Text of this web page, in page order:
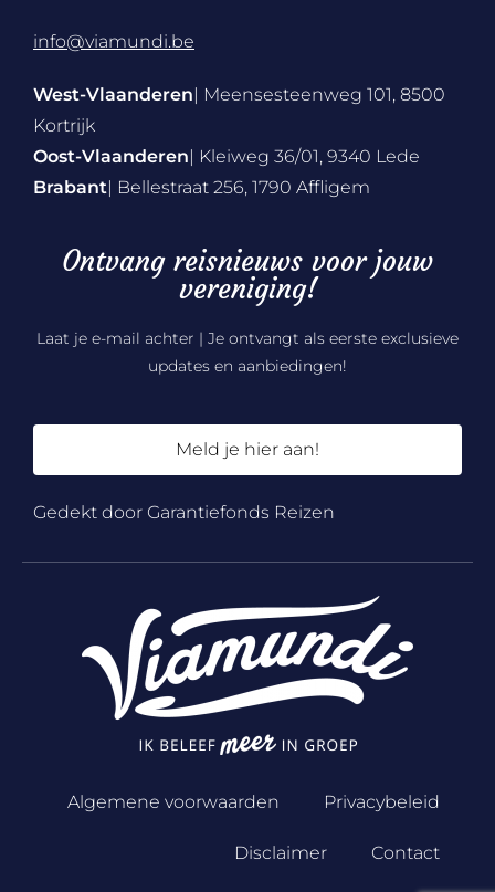
info@viamundi.be
West-Vlaanderen| Meensesteenweg 101, 8500
Kortrijk
Oost-Vlaanderen| Kleiweg 36/01, 9340 Lede
Brabant| Bellestraat 256, 1790 Affligem
Ontvang reisnieuws voor jouw
vereniging!
Laat je e-mail achter | Je ontvangt als eerste exclusieve
updates en aanbiedingen!
Meld je hier aan!
Gedekt door Garantiefonds Reizen
Algemene voorwaarden Privacybeleid
Disclaimer Contact